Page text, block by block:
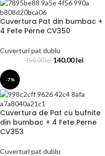
Cuvertura Pat din bumbac +
4 Fete Perne CV350
Cuverturi pat dublu
150,00lei 140,00lei
-7%
Cuvertura de Pat cu bufnite
din bumbac + 4 Fete Perne
CV353
Cuverturi pat dublu